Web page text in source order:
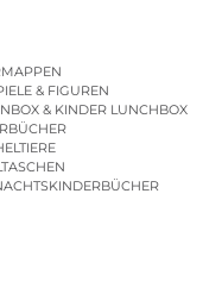
& FIGUREN
& KINDER LUNCHBOX